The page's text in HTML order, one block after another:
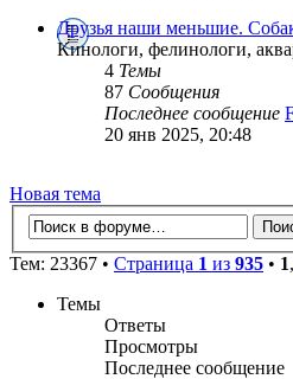
Друзья наши меньшие.
Кинологи, фелинологи,
4 Темы
87 Сообщения
Последнее сообщение
20 янв 2025, 20:48
Новая тема
Тем: 23367 • Страница 1 из 935 • 1,
Темы
Ответы
Просмотры
Последнее сообщение